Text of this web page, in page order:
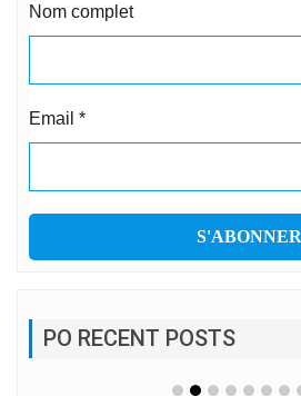
Nom complet
Email *
PO RECENT POSTS